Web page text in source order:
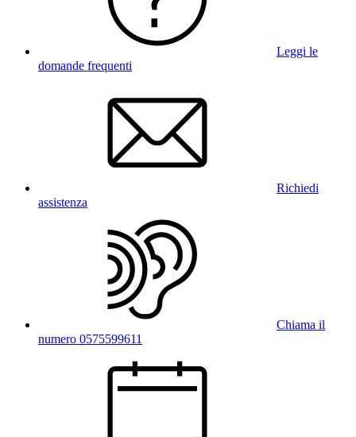
Leggi le
domande frequenti
Richiedi
assistenza
Chiama il
numero 0575599611